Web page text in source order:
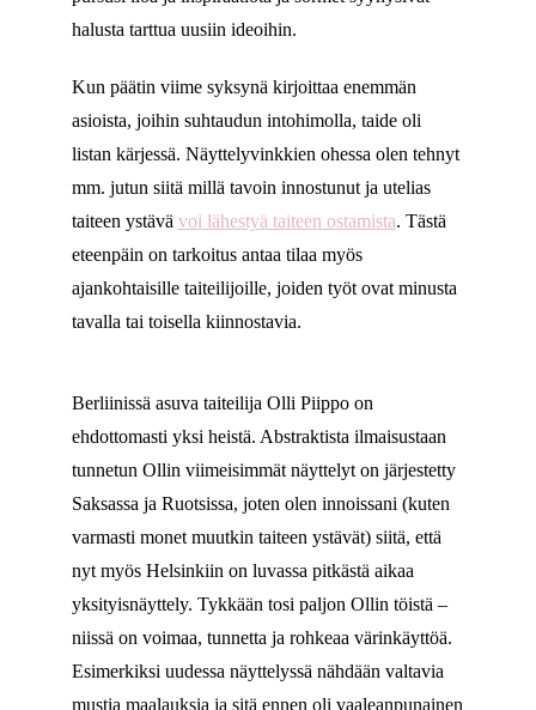
halusta tarttua uusiin ideoihin.
Kun päätin viime syksynä kirjoittaa enemmän
asioista, joihin suhtaudun intohimolla, taide oli
listan kärjessä. Näyttelyvinkkien ohessa olen tehnyt
mm. jutun siitä millä tavoin innostunut ja utelias
taiteen ystävä voi lähestyä taiteen ostamista. Tästä
eteenpäin on tarkoitus antaa tilaa myös
ajankohtaisille taiteilijoille, joiden työt ovat minusta
tavalla tai toisella kiinnostavia.
Berliinissä asuva taiteilija Olli Piippo on
ehdottomasti yksi heistä. Abstraktista ilmaisustaan
tunnetun Ollin viimeisimmät näyttelyt on järjestetty
Saksassa ja Ruotsissa, joten olen innoissani (kuten
varmasti monet muutkin taiteen ystävät) siitä, että
nyt myös Helsinkiin on luvassa pitkästä aikaa
yksityisnäyttely. Tykkään tosi paljon Ollin töistä –
niissä on voimaa, tunnetta ja rohkeaa värinkäyttöä.
Esimerkiksi uudessa näyttelyssä nähdään valtavia
mustia maalauksia ja sitä ennen oli vaaleanpunainen